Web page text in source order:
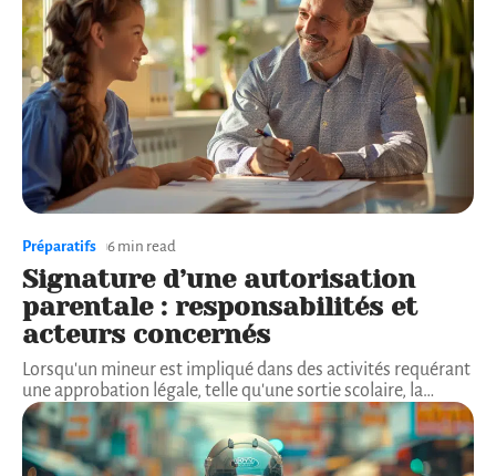
Préparatifs 6 min read
Signature d’une autorisation
parentale : responsabilités et
acteurs concernés
Lorsqu'un mineur est impliqué dans des activités requérant
une approbation légale, telle qu'une sortie scolaire, la…